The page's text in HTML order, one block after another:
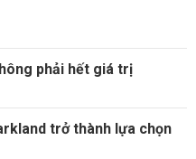
phải hết giá trị
trở thành lựa chọn